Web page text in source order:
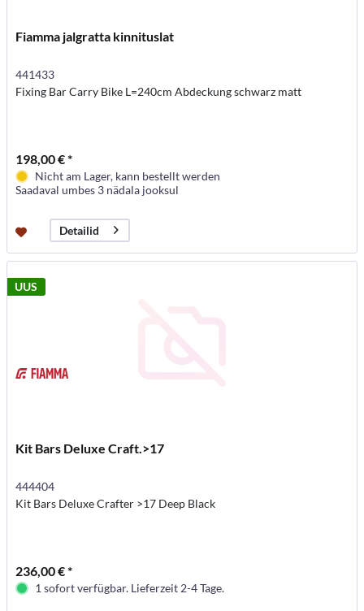
Fiamma jalgratta kinnituslat
441433
Fixing Bar Carry Bike L=240cm Abdeckung schwarz matt
198,00 € *
Nicht am Lager, kann bestellt werden
Saadaval umbes 3 nädala jooksul
Detailid
UUS
Kit Bars Deluxe Craft.>17
444404
Kit Bars Deluxe Crafter >17 Deep Black
236,00 € *
1 sofort verfügbar. Lieferzeit 2-4 Tage.